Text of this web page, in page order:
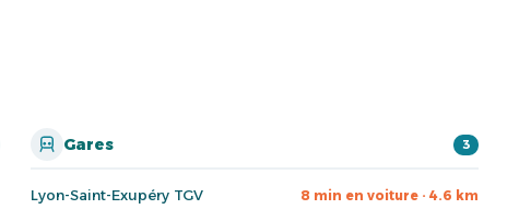
Gares 3
Lyon-Saint-Exupéry TGV 8 min en voiture · 4.6 km